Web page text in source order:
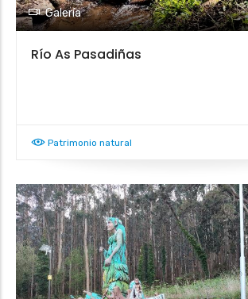
Galería
Río As Pasadiñas
Patrimonio natural